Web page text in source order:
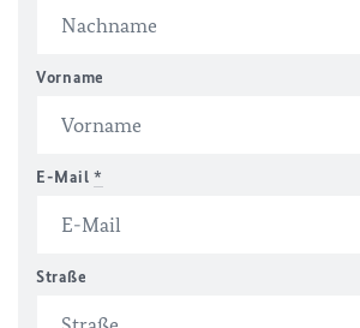
Vorname
E-Mail *
Straße